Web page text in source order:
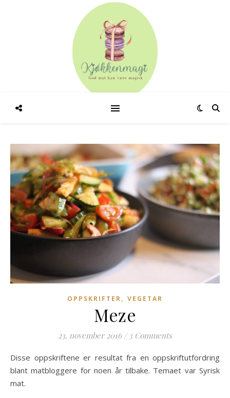
OPPSKRIFTER, VEGETAR
Meze
23. november 2016 / 3 Comments
Disse oppskriftene er resultat fra en oppskriftutfordring
blant matbloggere for noen år tilbake. Temaet var Syrisk
mat.